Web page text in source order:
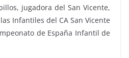
jugadora del San Vicente,
Infantiles del CA San Vicente
de España Infantil de